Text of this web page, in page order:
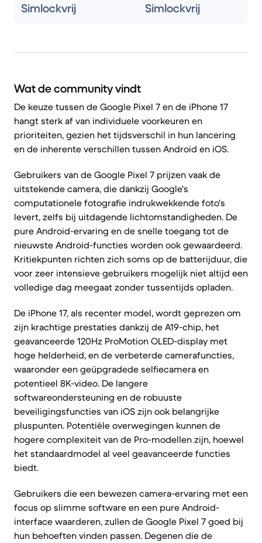
Simlockvrij Simlockvrij
Wat de community vindt
De keuze tussen de Google Pixel 7 en de iPhone 17
hangt sterk af van individuele voorkeuren en
prioriteiten, gezien het tijdsverschil in hun lancering
en de inherente verschillen tussen Android en iOS.
Gebruikers van de Google Pixel 7 prijzen vaak de
uitstekende camera, die dankzij Google's
computationele fotografie indrukwekkende foto's
levert, zelfs bij uitdagende lichtomstandigheden. De
pure Android-ervaring en de snelle toegang tot de
nieuwste Android-functies worden ook gewaardeerd.
Kritiekpunten richten zich soms op de batterijduur, die
voor zeer intensieve gebruikers mogelijk niet altijd een
volledige dag meegaat zonder tussentijds opladen.
De iPhone 17, als recenter model, wordt geprezen om
zijn krachtige prestaties dankzij de A19-chip, het
geavanceerde 120Hz ProMotion OLED-display met
hoge helderheid, en de verbeterde camerafuncties,
waaronder een geüpgradede selfiecamera en
potentieel 8K-video. De langere
softwareondersteuning en de robuuste
beveiligingsfuncties van iOS zijn ook belangrijke
pluspunten. Potentiële overwegingen kunnen de
hogere complexiteit van de Pro-modellen zijn, hoewel
het standaardmodel al veel geavanceerde functies
biedt.
Gebruikers die een bewezen camera-ervaring met een
focus op slimme software en een pure Android-
interface waarderen, zullen de Google Pixel 7 goed bij
hun behoeften vinden passen. Degenen die de